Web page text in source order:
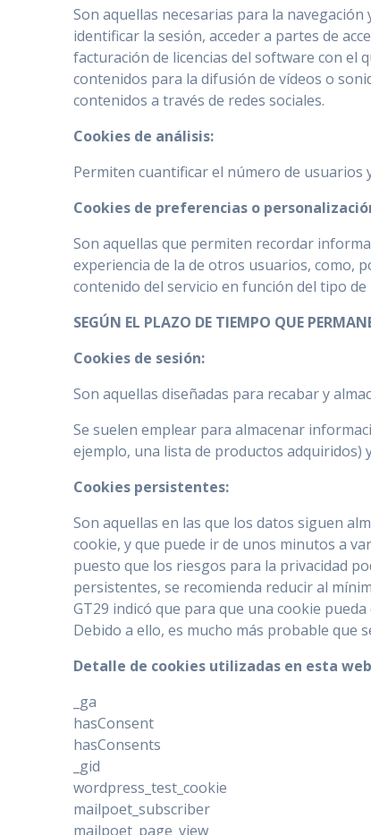
Son aquellas necesarias para la
identificar la sesión, acceder a partes de
facturación de licencias del software con el
contenidos para la difusión de vídeos o
contenidos a través de redes sociales.
Cookies de análisis:
Permiten cuantificar el número de usuarios
Cookies de preferencias o
Son aquellas que permiten recordar
experiencia de la de otros usuarios, como,
contenido del servicio en función del tipo de
SEGÚN EL PLAZO DE TIEMPO QUE
Cookies de sesión:
Son aquellas diseñadas para recabar y
Se suelen emplear para almacenar
ejemplo, una lista de productos adquiridos)
Cookies persistentes:
Son aquellas en las que los datos siguen
cookie, y que puede ir de unos minutos a
puesto que los riesgos para la privacidad
persistentes, se recomienda reducir al
GT29 indicó que para que una cookie
Debido a ello, es mucho más probable que
Detalle de cookies utilizadas en esta
_ga
hasConsent
hasConsents
_gid
wordpress_test_cookie
mailpoet_subscriber
mailpoet_page_view